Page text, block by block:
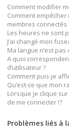
Comment modifier
Comment
membres connectés
Les heures ne sont
J’ai changé mon
Ma langue n’est pas
A quoi
d’utilisateur ?
Comment puis-je
Qu’est-ce que mon
Lorsque je clique
de me connecter !?
Problèmes liés à